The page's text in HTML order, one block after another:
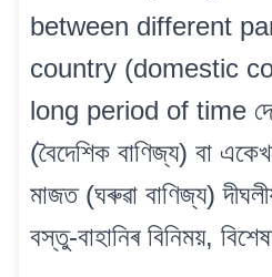
between different
country (domestic
long period of time
(বৈদেশিক বাণিজ্য) বা
মাজত (ঘৰুৱা বাণিজ্য)
বস্তু-বাহানিৰ বিনিময়,